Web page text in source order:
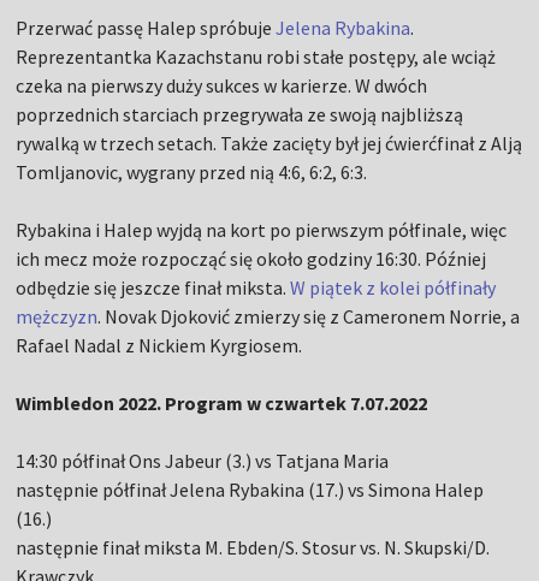
Przerwać passę Halep spróbujeJelena Rybakina.
Reprezentantka Kazachstanu robi stałe postępy, ale wciąż
czeka na pierwszy duży sukces w karierze. W dwóch
poprzednich starciach przegrywała ze swoją najbliższą
rywalką w trzech setach. Także zacięty był jej ćwierćfinał z Alją
Tomljanovic, wygrany przed nią 4:6, 6:2, 6:3.
Rybakina i Halep wyjdą na kort po pierwszym półfinale, więc
ich mecz może rozpocząć się około godziny 16:30. Później
odbędzie się jeszcze finał miksta.W piątek z kolei półfinały
mężczyzn. Novak Djoković zmierzy się z Cameronem Norrie, a
Rafael Nadal z Nickiem Kyrgiosem.
Wimbledon 2022. Program w czwartek 7.07.2022
14:30 półfinał Ons Jabeur (3.) vs Tatjana Maria
następnie półfinał Jelena Rybakina (17.) vs Simona Halep
(16.)
następnie finał miksta M. Ebden/S. Stosur vs. N. Skupski/D.
Krawczyk